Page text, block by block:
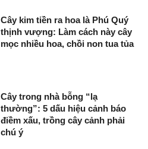
Cây kim tiền ra hoa là Phú Quý
thịnh vượng: Làm cách này cây
mọc nhiều hoa, chồi non tua tủa
Cây trong nhà bỗng “lạ
thường”: 5 dấu hiệu cảnh báo
điềm xấu, trồng cây cảnh phải
chú ý